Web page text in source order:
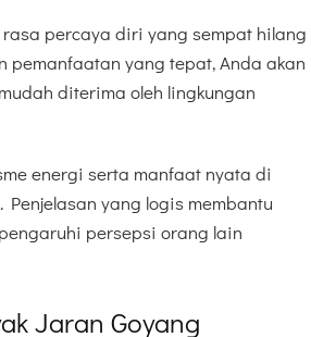
percaya diri yang sempat hilang
yang tepat, Anda akan
diterima oleh lingkungan
energi serta manfaat nyata di
yang logis membantu
persepsi orang lain
Jaran Goyang